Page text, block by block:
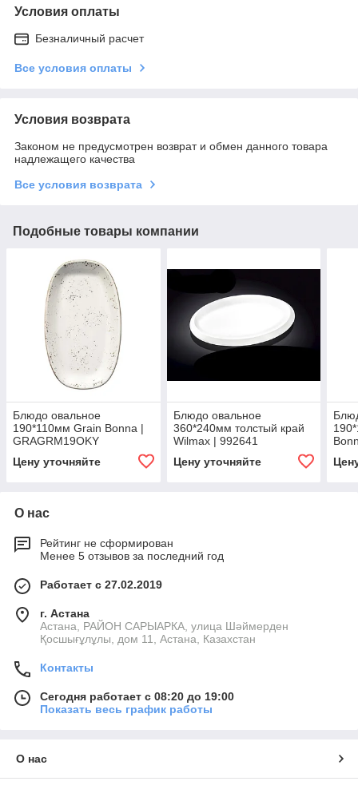
Условия оплаты
Безналичный расчет
Все условия оплаты
Условия возврата
Законом не предусмотрен возврат и обмен данного товара
надлежащего качества
Все условия возврата
Подобные товары компании
Блюдо овальное
190*110мм Grain Bonna |
GRAGRM19OKY
Цену уточняйте
Блюдо овальное
360*240мм толстый край
Wilmax | 992641
Цену уточняйте
О нас
Рейтинг не сформирован
Менее 5 отзывов за последний год
Работает с 27.02.2019
г. Астана
Астана, РАЙОН САРЫАРКА, улица Шәймерден
Қосшығұлұлы, дом 11, Астана, Казахстан
Контакты
Сегодня работает с 08:20 до 19:00
Показать весь график работы
О нас